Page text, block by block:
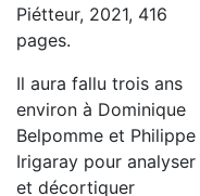
Piétteur, 2021, 416
pages.
Il aura fallu trois ans
environ à Dominique
Belpomme et Philippe
Irigaray pour analyser
et décortiquer